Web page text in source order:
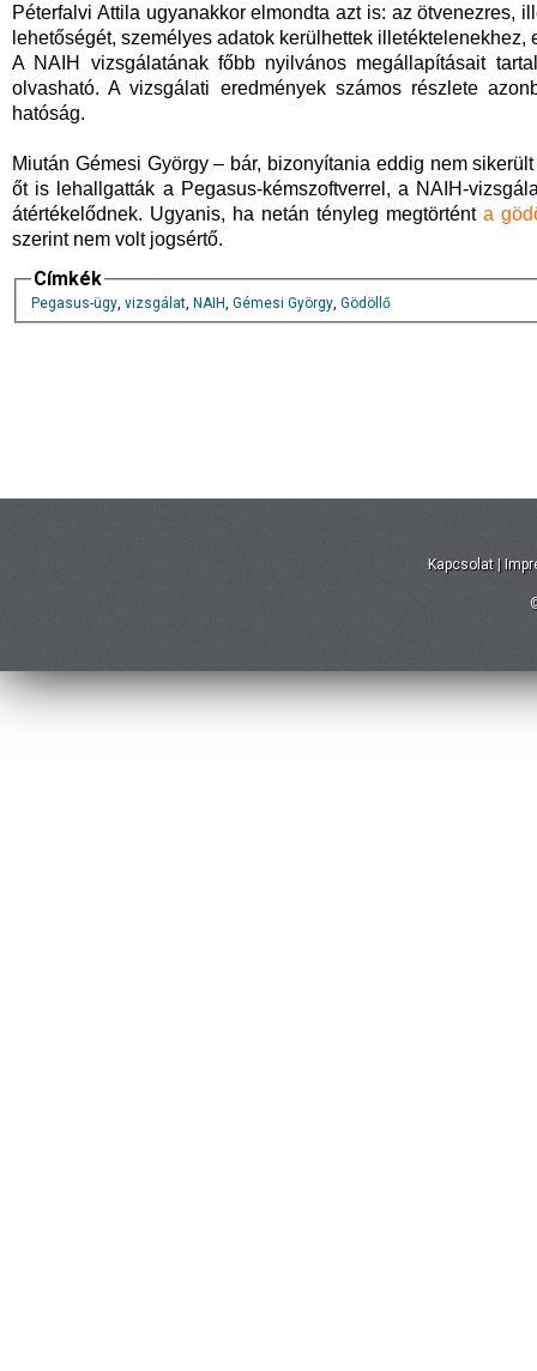
Péterfalvi Attila ugyanakkor elmondta azt is: az ötvenezres,
lehetőségét, személyes adatok kerülhettek illetéktelenekhez,
A NAIH vizsgálatának főbb nyilvános megállapításait
olvasható. A vizsgálati eredmények számos részlete
hatóság.
Miután Gémesi György – bár, bizonyítania eddig nem
őt is lehallgatták a Pegasus-kémszoftverrel, a NAIH-
átértékelődnek. Ugyanis, ha netán tényleg megtörtént a
szerint nem volt jogsértő.
Címkék
Pegasus-ügy, vizsgálat, NAIH, Gémesi György, Gödöllő
Kapcsolat |